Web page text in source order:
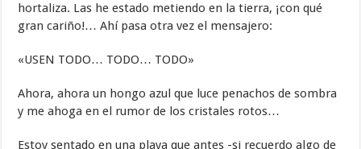
hortaliza. Las he estado metiendo en la tierra, ¡con qué
gran cariño!… Ahí pasa otra vez el mensajero:
«USEN TODO… TODO… TODO»
Ahora, ahora un hongo azul que luce penachos de sombra
y me ahoga en el rumor de los cristales rotos…
Estoy sentado en una playa que antes -si recuerdo algo de